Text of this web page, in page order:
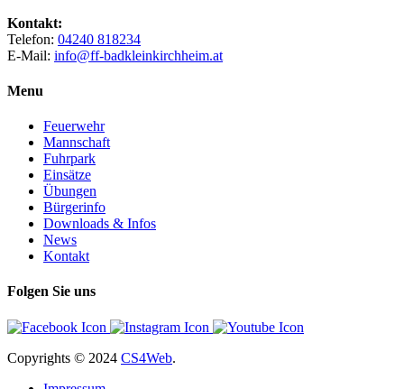
Kontakt:
Telefon: 04240 818234
E-Mail: info@ff-badkleinkirchheim.at
Menu
Feuerwehr
Mannschaft
Fuhrpark
Einsätze
Übungen
Bürgerinfo
Downloads & Infos
News
Kontakt
Folgen Sie uns
Copyrights © 2024 CS4Web.